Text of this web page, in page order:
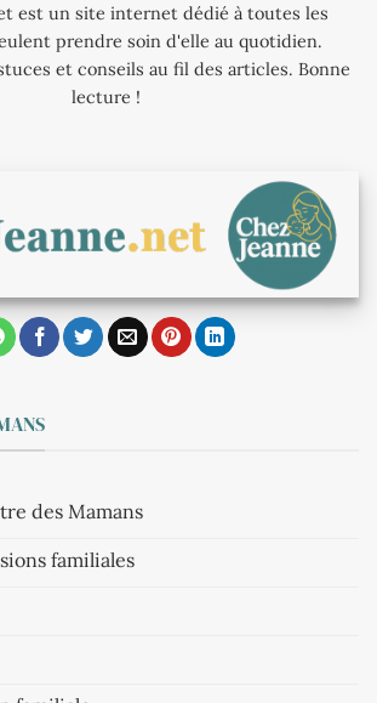
est un site internet dédié à toutes les
prendre soin d'elle au quotidien.
et conseils au fil des articles. Bonne
lecture !
des Mamans
familiales